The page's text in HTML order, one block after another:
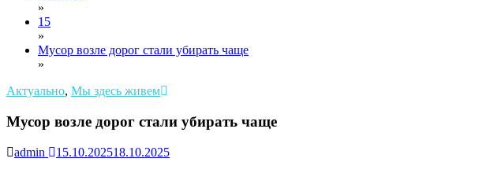
»
15
»
Мусор возле дорог стали убирать чаще
»
Актуально, Мы здесь живем
Мусор возле дорог стали убирать чаще
admin 15.10.202518.10.2025